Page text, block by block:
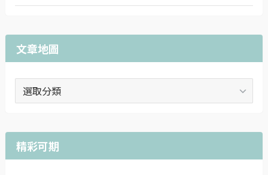
文章地圖
文
章
圖
精彩可期